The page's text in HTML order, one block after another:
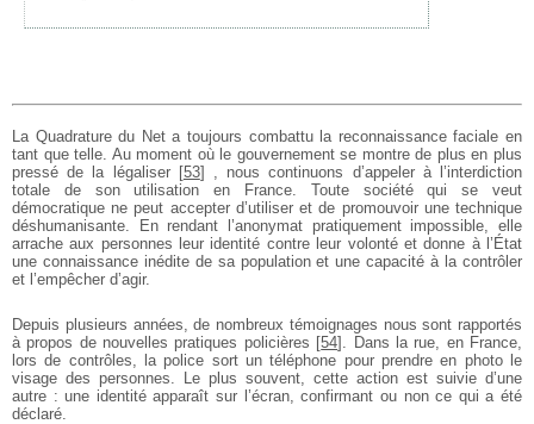
La Quadrature du Net a toujours combattu la reconnaissance faciale en
tant que telle. Au moment où le gouvernement se montre de plus en plus
pressé de la légaliser[53]
, nous continuons d’appeler à l’interdiction
totale de son utilisation en France. Toute société qui se veut
démocratique ne peut accepter d’utiliser et de promouvoir une technique
déshumanisante. En rendant l’anonymat pratiquement impossible, elle
arrache aux personnes leur identité contre leur volonté et donne à l’État
une connaissance inédite de sa population et une capacité à la contrôler
et l’empêcher d’agir.
Depuis plusieurs années, de nombreux témoignages nous sont rapportés
à propos de nouvelles pratiques policières [54] . Dans la rue, en France,
lors de contrôles, la police sort un téléphone pour prendre en photo le
visage des personnes. Le plus souvent, cette action est suivie d’une
autre : une identité apparaît sur l’écran, confirmant ou non ce qui a été
déclaré.